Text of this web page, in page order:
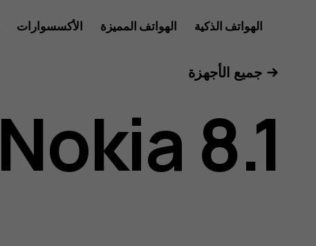
دليل
مستخدم
هاتف
الهواتف الذكية الهواتف المميزة الأكسسوارات
جميع الأجهزة
Nokia 8.1